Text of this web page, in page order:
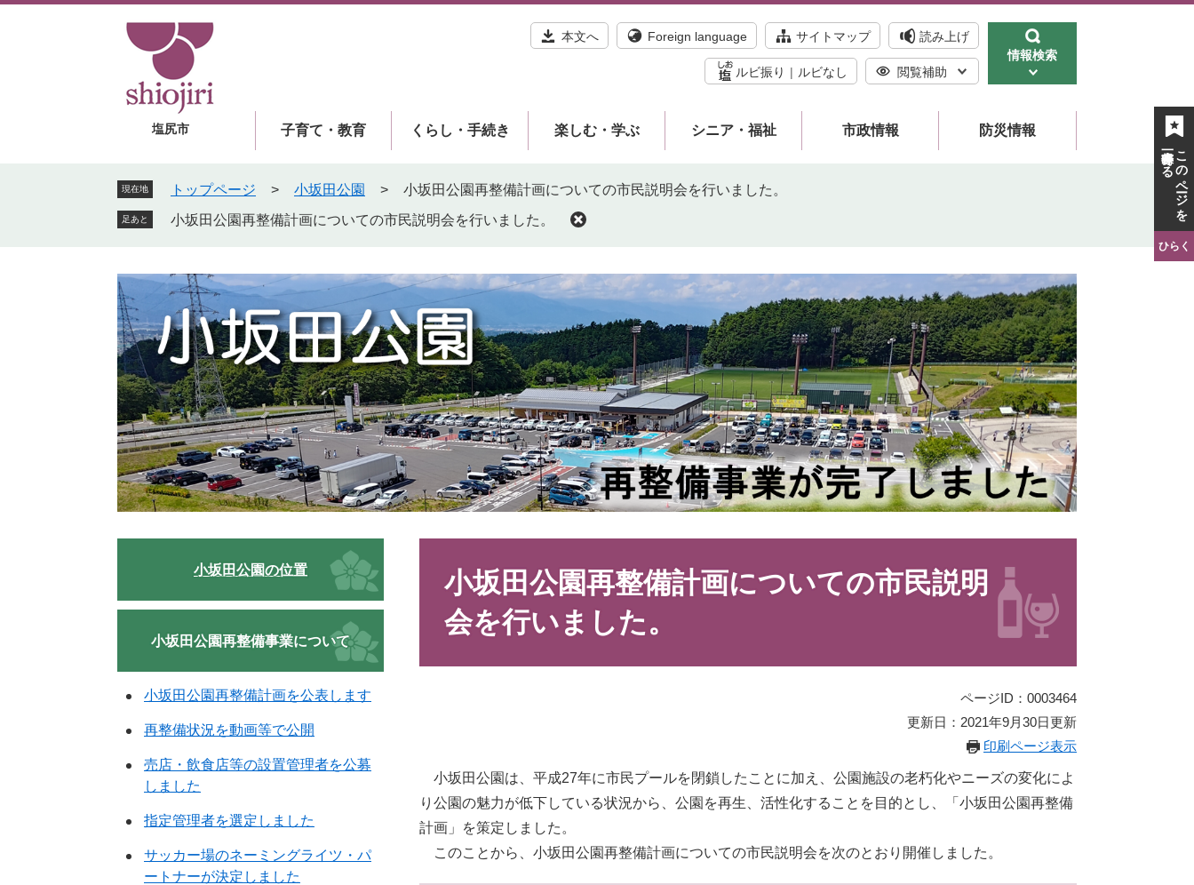
塩尻市
本文へ Foreign language サイトマップ 読み上げ
ルビ振り ルビなし 閲覧補助
情報検索
子育て・教育 くらし・手続き 楽しむ・学ぶ シニア・福祉 市政情報 防災情報
現在地 トップページ > 小坂田公園 > 小坂田公園再整備計画についての市民説明会を行いました。
足あと 小坂田公園再整備計画についての市民説明会を行いました。
小坂田公園再整備計画についての市民説明
会を行いました。
ページID：0003464
更新日：2021年9月30日更新
印刷ページ表示
小坂田公園は、平成27年に市民プールを閉鎖したことに加え、公園施設の老朽化やニーズの変化によ
り公園の魅力が低下している状況から、公園を再生、活性化することを目的とし、「小坂田公園再整備
計画」を策定しました。
このことから、小坂田公園再整備計画についての市民説明会を次のとおり開催しました。
小坂田公園の位置
小坂田公園再整備事業について
小坂田公園再整備計画を公表します
再整備状況を動画等で公開
売店・飲食店等の設置管理者を公募
しました
指定管理者を選定しました
サッカー場のネーミングライツ・パ
ートナーが決定しました
このページを
一時保存する
ひらく